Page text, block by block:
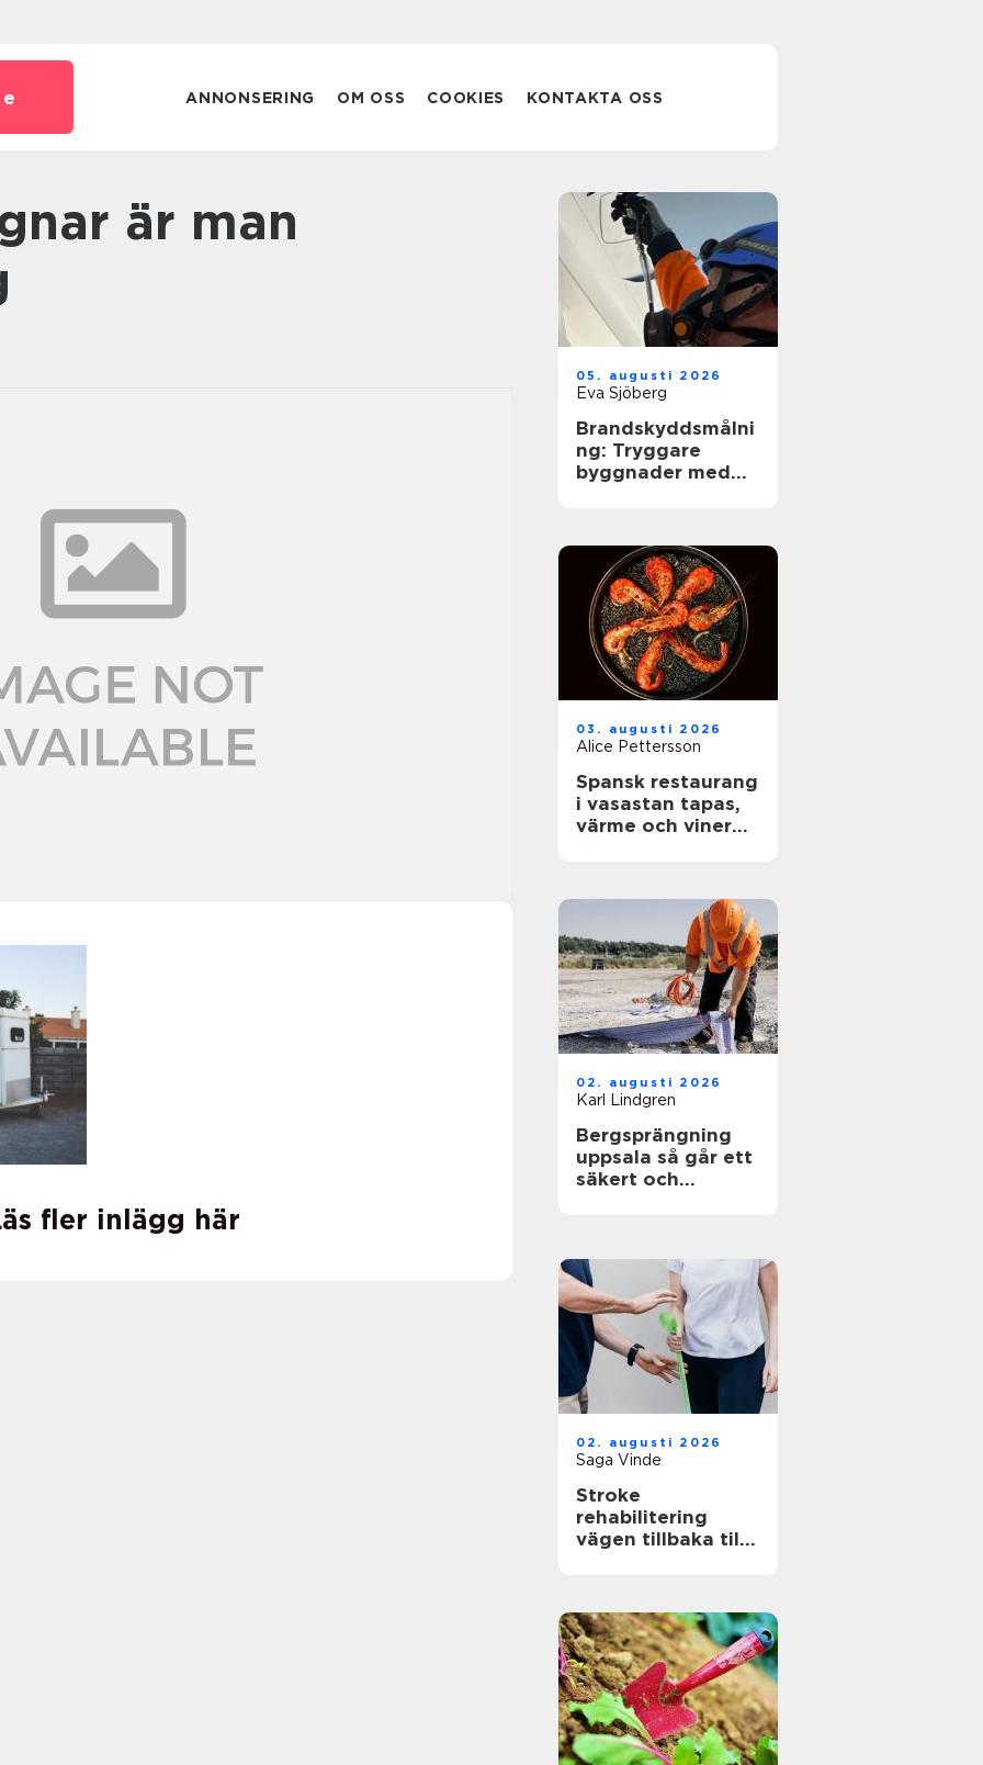
ANNONSERING OM OSS COOKIES KONTAKTA OSS
fler inlägg här
05. augusti 2026
Eva Sjöberg
Brandskyddsmålni
ng: Tryggare
byggnader med
03. augusti 2026
Alice Pettersson
Spansk restaurang
i vasastan tapas,
värme och viner
02. augusti 2026
Karl Lindgren
Bergsprängning
uppsala så går ett
säkert och
02. augusti 2026
Saga Vinde
Stroke
rehabilitering
vägen tillbaka till